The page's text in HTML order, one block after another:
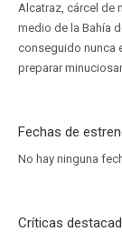
Alcatraz, cárcel de
medio de la Bahía
conseguido nunca
preparar
Fechas de
No hay ninguna
Críticas